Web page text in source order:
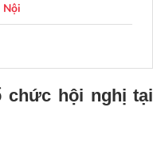
chức hội nghị tại